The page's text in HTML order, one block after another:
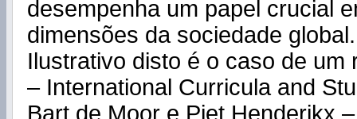
desempenha um papel crucial
dimensões da sociedade global.
Ilustrativo disto é o caso de um
– International Curricula and
Bart de Moor e Piet Henderikx